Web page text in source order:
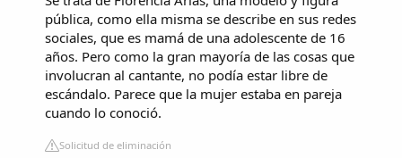
pública, como ella misma se describe en sus redes
sociales, que es mamá de una adolescente de 16
años. Pero como la gran mayoría de las cosas que
involucran al cantante, no podía estar libre de
escándalo. Parece que la mujer estaba en pareja
cuando lo conoció.
Solicitud de eliminación